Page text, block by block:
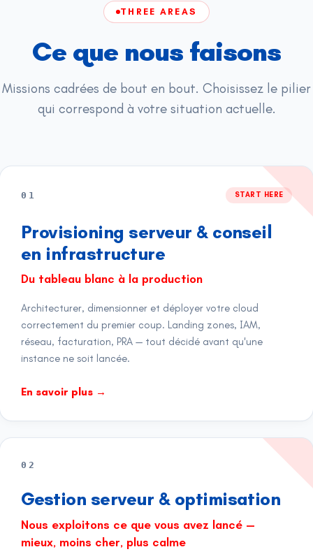
THREE AREAS
Ce que nous faisons
Missions cadrées de bout en bout. Choisissez le pilier
qui correspond à votre situation actuelle.
01 START HERE
Provisioning serveur & conseil
en infrastructure
Du tableau blanc à la production
Architecturer, dimensionner et déployer votre cloud
correctement du premier coup. Landing zones, IAM,
réseau, facturation, PRA — tout décidé avant qu'une
instance ne soit lancée.
En savoir plus →
02
Gestion serveur & optimisation
Nous exploitons ce que vous avez lancé —
mieux, moins cher, plus calme